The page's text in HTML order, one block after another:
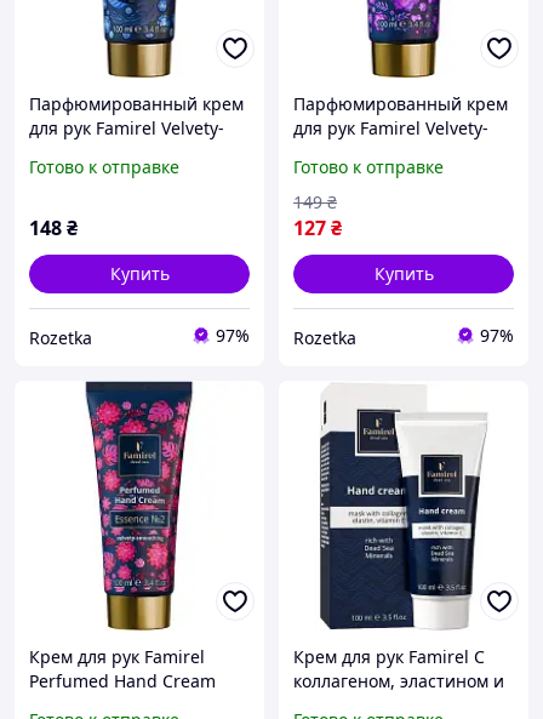
Парфюмированный крем
для рук Famirel Velvety-
100 мл (7290114085496)
Готово к отправке
148₴
Купить
Rozetka 97%
Парфюмированный крем
для рук Famirel Velvety-
100 мл (7290114085526)
Готово к отправке
127₴
149 ₴
Купить
Rozetka 97%
Крем для рук Famirel
Perfumed Hand Cream
Крем для рук Famirel С
коллагеном, эластином и